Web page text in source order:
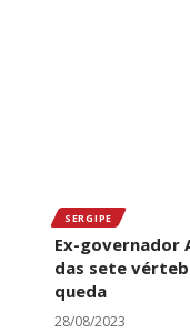
SERGIPE
Ex-governador
das sete
queda
28/08/2023